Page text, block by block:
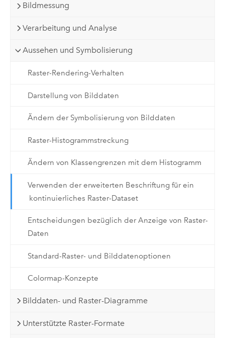
Bildmessung
Verarbeitung und Analyse
Aussehen und Symbolisierung
Raster-Rendering-Verhalten
Darstellung von Bilddaten
Ändern der Symbolisierung von Bilddaten
Raster-Histogrammstreckung
Ändern von Klassengrenzen mit dem Histogramm
Verwenden der erweiterten Beschriftung für ein
kontinuierliches Raster-Dataset
Entscheidungen bezüglich der Anzeige von Raster-
Daten
Standard-Raster- und Bilddatenoptionen
Colormap-Konzepte
Bilddaten- und Raster-Diagramme
Unterstützte Raster-Formate